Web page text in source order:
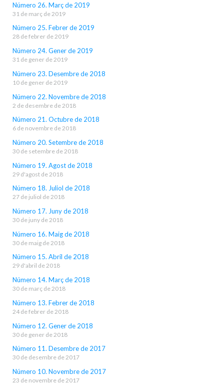
Número 26. Març de 2019
31 de març de 2019
Número 25. Febrer de 2019
28 de febrer de 2019
Número 24. Gener de 2019
31 de gener de 2019
Número 23. Desembre de 2018
10 de gener de 2019
Número 22. Novembre de 2018
2 de desembre de 2018
Número 21. Octubre de 2018
6 de novembre de 2018
Número 20. Setembre de 2018
30 de setembre de 2018
Número 19. Agost de 2018
29 d'agost de 2018
Número 18. Juliol de 2018
27 de juliol de 2018
Número 17. Juny de 2018
30 de juny de 2018
Número 16. Maig de 2018
30 de maig de 2018
Número 15. Abril de 2018
29 d'abril de 2018
Número 14. Març de 2018
30 de març de 2018
Número 13. Febrer de 2018
24 de febrer de 2018
Número 12. Gener de 2018
30 de gener de 2018
Número 11. Desembre de 2017
30 de desembre de 2017
Número 10. Novembre de 2017
23 de novembre de 2017